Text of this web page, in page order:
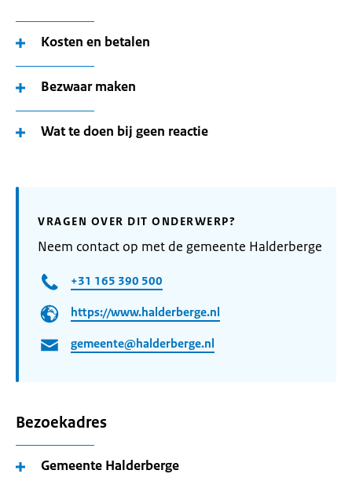
Kosten en betalen
Bezwaar maken
Wat te doen bij geen reactie
VRAGEN OVER DIT ONDERWERP?
Neem contact op met de gemeente Halderberge
+31 165 390 500
https://www.halderberge.nl
gemeente@halderberge.nl
Bezoekadres
Gemeente Halderberge